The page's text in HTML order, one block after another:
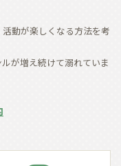
動が楽しくなる方法を考
が増え続けて溺れていま